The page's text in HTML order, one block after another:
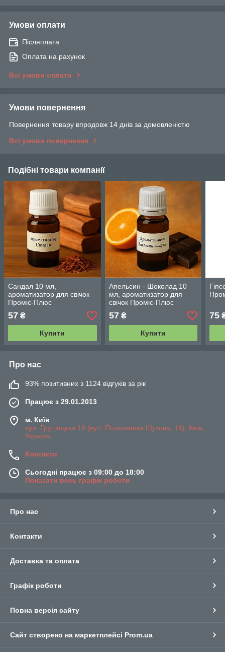
Умови оплати
Післяплата
Оплата на рахунок
Всі умови оплати
Умови повернення
Повернення товару впродовж 14 днів за домовленістю
Всі умови повернення
Подібні товари компанії
Сандал 10 мл,
ароматизатор для свічок
Проміс-Плюс
57 ₴
Купити
Апельсин - Шоколад 10
мл, ароматизатор для
свічок Проміс-Плюс
57₴
Купити
75
Про нас
93% позитивних з 1124 відгуків за рік
Працює з 29.01.2013
м. Київ
вул. Грушецька 16 (вул. Полковника Шутова, 16), Київ,
Україна
Контакти
Сьогодні працює з 09:00 до 18:00
Показати весь графік роботи
Про нас
Контакти
Доставка та оплата
Графік роботи
Повна версія сайту
Сайт створено на маркетплейсі Prom.ua